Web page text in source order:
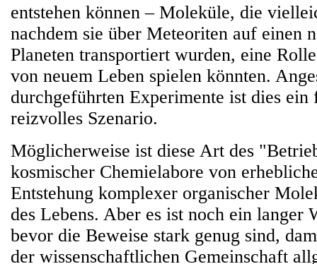
entstehen können – Moleküle, die
nachdem sie über Meteoriten auf einen
Planeten transportiert wurden, eine
von neuem Leben spielen könnten.
durchgeführten Experimente ist dies ein
reizvolles Szenario.
Möglicherweise ist diese Art des
kosmischer Chemielabore von
Entstehung komplexer organischer
des Lebens. Aber es ist noch ein langer
bevor die Beweise stark genug sind,
der wissenschaftlichen Gemeinschaft